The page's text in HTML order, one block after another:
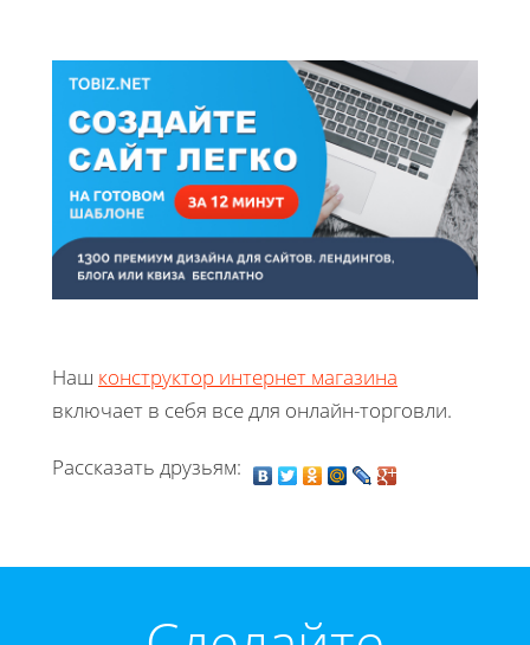
Наш конструктор интернет магазина
включает в себя все для онлайн-торговли.
Рассказать друзьям: